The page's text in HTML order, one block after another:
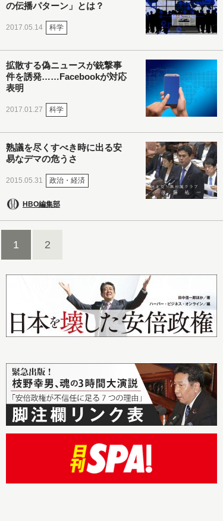
の伝播パターン」とは？
2017.05.14 科学
拡散する偽ニュースが銃撃事
件を誘発……Facebookが対応
表明
2017.01.27 科学
熟議を尽くすべき時に出る安
易なデマの危うさ
2015.05.31 政治・経済
HBO編集部
1 2